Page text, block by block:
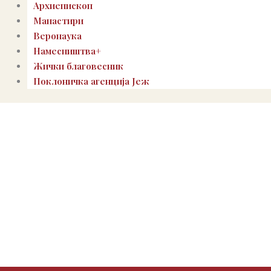
Архиепископ
Манастири
Веронаука
Намесништва+
Жички благовесник
Поклоничка агенција Јеж